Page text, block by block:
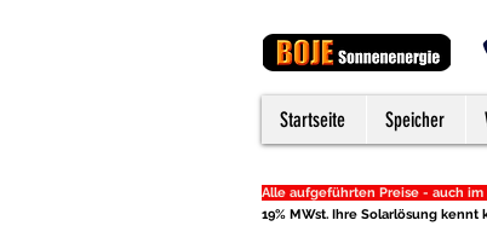
Startseite Speicher
Alle aufgeführten Preise - auch im
19% MWst. Ihre Solarlösung